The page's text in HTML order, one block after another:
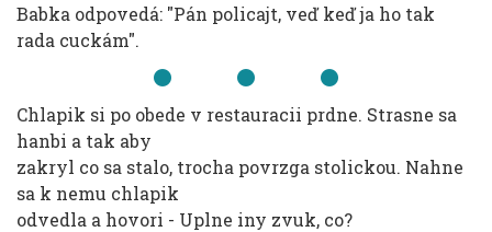
Babka odpovedá: "Pán policajt, veď keď ja ho tak
rada cuckám".
Chlapik si po obede v restauracii prdne. Strasne sa
hanbi a tak aby
zakryl co sa stalo, trocha povrzga stolickou. Nahne
sa k nemu chlapik
odvedla a hovori - Uplne iny zvuk, co?